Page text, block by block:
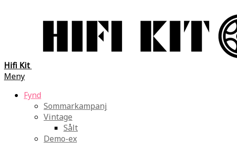
Hifi Kit
Meny
Fynd
Sommarkampanj
Vintage
Sålt
Demo-ex